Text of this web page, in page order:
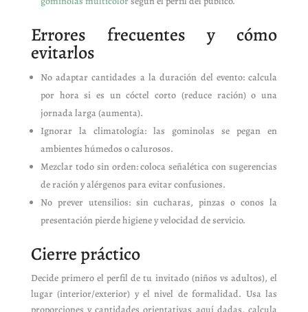
Errores frecuentes y cómo
evitarlos
No adaptar cantidades a la duración del evento: calcula
por hora si es un cóctel corto (reduce ración) o una
jornada larga (aumenta).
Ignorar la climatología: las gominolas se pegan en
ambientes húmedos o calurosos.
Mezclar todo sin orden: coloca señalética con sugerencias
de ración y alérgenos para evitar confusiones.
No prever utensilios: sin cucharas, pinzas o conos la
presentación pierde higiene y velocidad de servicio.
Cierre práctico
Decide primero el perfil de tu invitado (niños vs adultos), el
lugar (interior/exterior) y el nivel de formalidad. Usa las